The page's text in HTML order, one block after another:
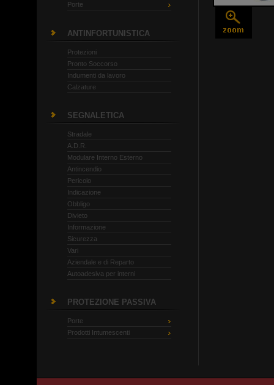
Porte
ANTINFORTUNISTICA
Protezioni
Pronto Soccorso
Indumenti da lavoro
Calzature
SEGNALETICA
Stradale
A.D.R.
Modulare Interno Esterno
Antincendio
Pericolo
Indicazione
Obbligo
Divieto
Informazione
Sicurezza
Vari
Aziendale e di Reparto
Autoadesiva per interni
PROTEZIONE PASSIVA
Porte
Prodotti Intumescenti